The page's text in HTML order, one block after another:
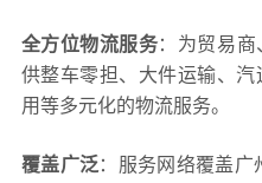
全方位物流服务：为贸易
供整车零担、大件运输、
用等多元化的物流服务。
覆盖广泛：服务网络覆盖广